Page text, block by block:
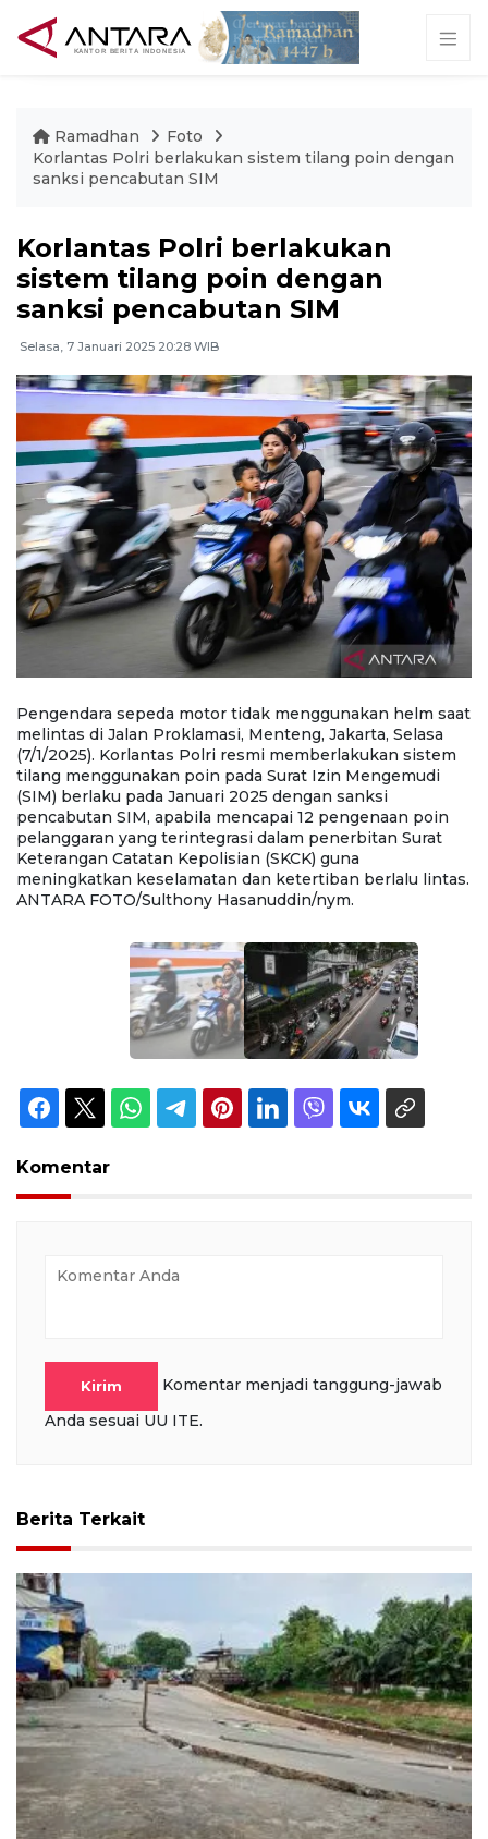
Ramadhan
Foto
Korlantas Polri berlakukan sistem tilang poin dengan
sanksi pencabutan SIM
Korlantas Polri berlakukan
sistem tilang poin dengan
sanksi pencabutan SIM
Selasa, 7 Januari 2025 20:28 WIB
Pengendara sepeda motor tidak menggunakan helm saat
melintas di Jalan Proklamasi, Menteng, Jakarta, Selasa
(7/1/2025). Korlantas Polri resmi memberlakukan sistem
tilang menggunakan poin pada Surat Izin Mengemudi
(SIM) berlaku pada Januari 2025 dengan sanksi
pencabutan SIM, apabila mencapai 12 pengenaan poin
pelanggaran yang terintegrasi dalam penerbitan Surat
Keterangan Catatan Kepolisian (SKCK) guna
meningkatkan keselamatan dan ketertiban berlalu lintas.
ANTARA FOTO/Sulthony Hasanuddin/nym.
Komentar
Kirim
Komentar menjadi tanggung-jawab
Anda sesuai UU ITE.
Berita Terkait